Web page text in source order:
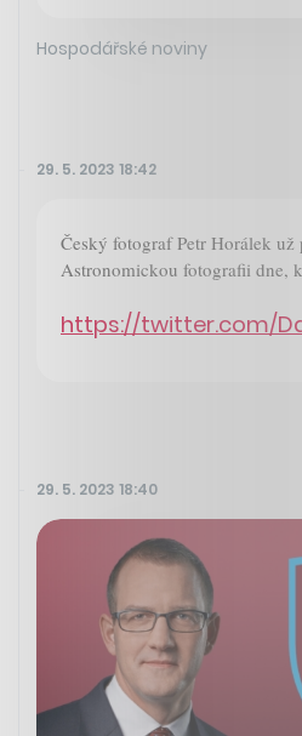
Hospodářské noviny
29. 5. 2023 18:42
Český fotograf Petr Horálek
Astronomickou fotografii dne,
https://twitter.com/
29. 5. 2023 18:40